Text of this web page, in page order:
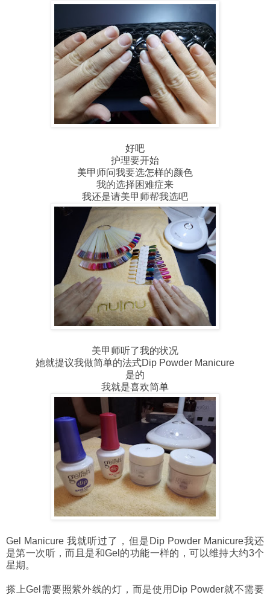
好吧
护理要开始
美甲师问我要选怎样的颜色
我的选择困难症来
我还是请美甲师帮我选吧
美甲师听了我的状况
她就提议我做简单的法式Dip Powder Manicure
是的
我就是喜欢简单
Gel Manicure 我就听过了，但是 Dip Powder Manicure我还
是第一次听，而且是和Gel的功能一样的，可以维持大约3个
星期。
搽上Gel需要照紫外线的灯，而是使用Dip Powder就不需要